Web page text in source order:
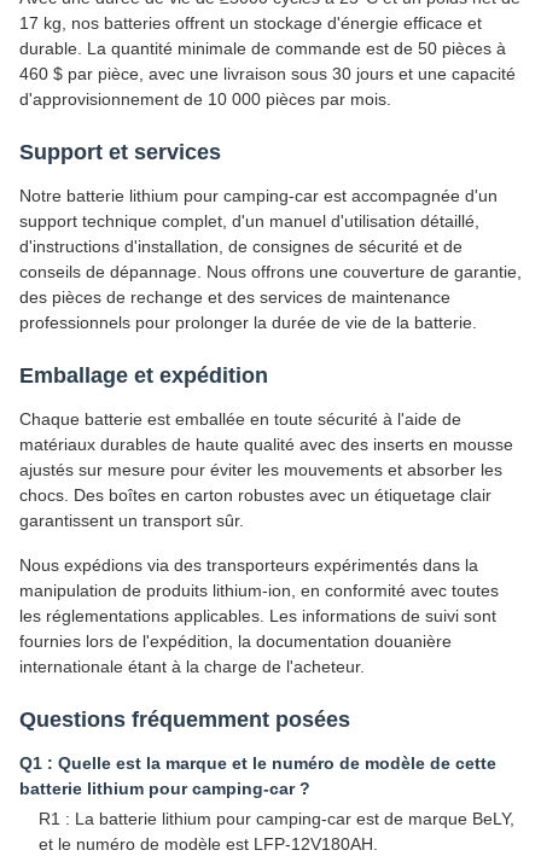
17 kg, nos batteries offrent un stockage d'énergie efficace et
durable. La quantité minimale de commande est de 50 pièces à
460 $ par pièce, avec une livraison sous 30 jours et une capacité
d'approvisionnement de 10 000 pièces par mois.
Support et services
Notre batterie lithium pour camping-car est accompagnée d'un
support technique complet, d'un manuel d'utilisation détaillé,
d'instructions d'installation, de consignes de sécurité et de
conseils de dépannage. Nous offrons une couverture de garantie,
des pièces de rechange et des services de maintenance
professionnels pour prolonger la durée de vie de la batterie.
Emballage et expédition
Chaque batterie est emballée en toute sécurité à l'aide de
matériaux durables de haute qualité avec des inserts en mousse
ajustés sur mesure pour éviter les mouvements et absorber les
chocs. Des boîtes en carton robustes avec un étiquetage clair
garantissent un transport sûr.
Nous expédions via des transporteurs expérimentés dans la
manipulation de produits lithium-ion, en conformité avec toutes
les réglementations applicables. Les informations de suivi sont
fournies lors de l'expédition, la documentation douanière
internationale étant à la charge de l'acheteur.
Questions fréquemment posées
Q1 : Quelle est la marque et le numéro de modèle de cette
batterie lithium pour camping-car ?
R1 : La batterie lithium pour camping-car est de marque BeLY,
et le numéro de modèle est LFP-12V180AH.